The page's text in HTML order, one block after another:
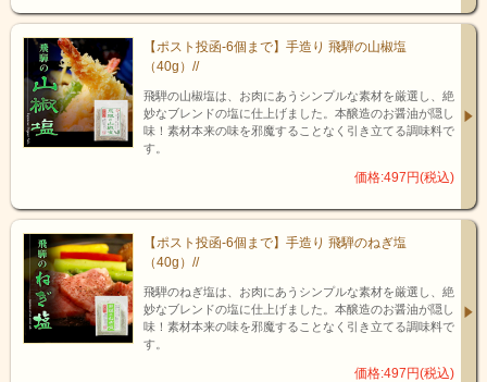
豚のことを考えたら納豆を食べさせる事に行きつき
ました。
「納豆喰豚」の由来は、その名のとおり、納豆を食べて育った豚
のこと。納豆を乾燥させ、粉末状にした飼料を与えることで、胃
腸への負担が軽減され、すくすくと育ちます。
豚たちがイキイキと育つことで、従来の養豚に欠かなかった、疾
【ポスト投函-6個まで】手造り 飛騨の山椒塩
（40g）//
飛騨の山椒塩は、お肉にあうシンプルな素材を厳選し、絶
妙なブレンドの塩に仕上げました。本醸造のお醤油が隠し
味！素材本来の味を邪魔することなく引き立てる調味料で
す。
価格:497円(税込)
【ポスト投函-6個まで】手造り 飛騨のねぎ塩
（40g）//
飛騨のねぎ塩は、お肉にあうシンプルな素材を厳選し、絶
妙なブレンドの塩に仕上げました。本醸造のお醤油が隠し
味！素材本来の味を邪魔することなく引き立てる調味料で
す。
価格:497円(税込)